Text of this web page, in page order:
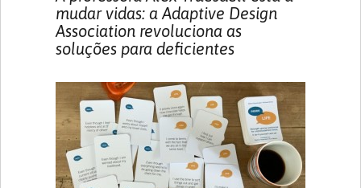
mudar vidas: a Adaptive Design
Association revoluciona as
soluções para deficientes